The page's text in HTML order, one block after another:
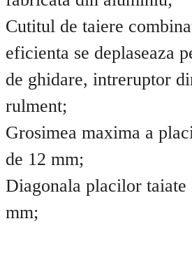
Cutitul de taiere
eficienta se deplaseaza
de ghidare, intreruptor
rulment;
Grosimea maxima a
de 12 mm;
Diagonala placilor taiate
mm;